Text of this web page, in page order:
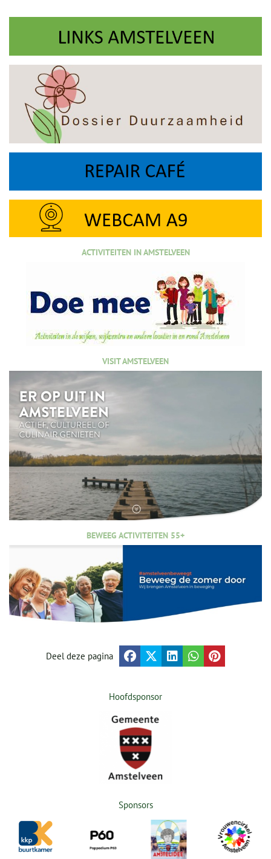
ACTIVITEITEN IN AMSTELVEEN
VISIT AMSTELVEEN
BEWEEG ACTIVITEITEN 55+
Deel deze pagina
Hoofdsponsor
Sponsors